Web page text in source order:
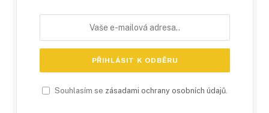
Souhlasím se zásadami ochrany osobních údajů.